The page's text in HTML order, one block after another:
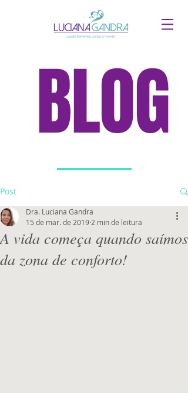
BLOG
Post
A vida começa quando saímos
da zona de conforto!
Dra. Luciana Gandra
15 de mar. de 2019 2 min de leitura